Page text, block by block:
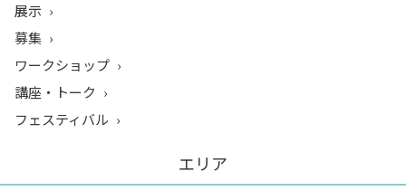
展示
募集
ワークショップ
講座・トーク
フェスティバル
エリア